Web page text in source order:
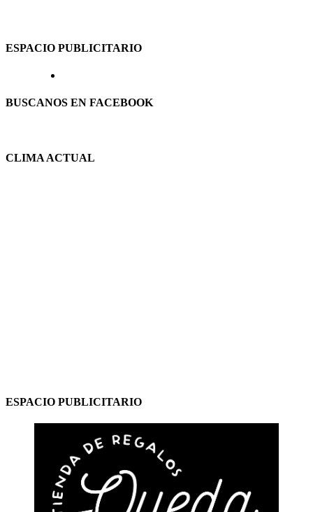
ESPACIO PUBLICITARIO
BUSCANOS EN FACEBOOK
CLIMA ACTUAL
ESPACIO PUBLICITARIO